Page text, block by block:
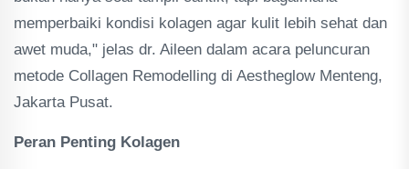
memperbaiki kondisi kolagen agar kulit lebih sehat dan
awet muda," jelas dr. Aileen dalam acara peluncuran
metode Collagen Remodelling di Aestheglow Menteng,
Jakarta Pusat.
Peran Penting Kolagen